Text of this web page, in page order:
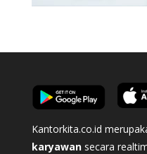
Kantorkita.co.id
karyawan secara